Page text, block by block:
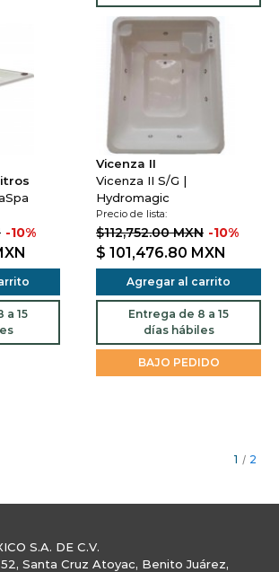
-10%
a 15
Vicenza II
Vicenza II S/G |
Hydromagic
Precio de lista:
$112,752.00 MXN -10%
$ 101,476.80 MXN
Agregar al carrito
Entrega de 8 a 15
días hábiles
BAJO PEDIDO
1 / 2
S.A. DE C.V.
Santa Cruz Atoyac, Benito Juárez,